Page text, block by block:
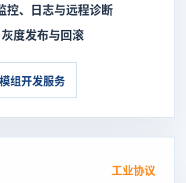
控、日志与远程诊断
度发布与回滚
组开发服务
工业协议